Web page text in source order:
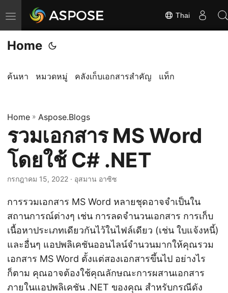
ส
ลั
บ
า
ท
า
ง
Thai
Home
ค้นหา หมวดหมู่ คลังเก็บเอกสารสำคัญ แท็ก
Home » Aspose.Blogs
รวมเอกสาร MS Word
โดยใช้ C# .NET
กรกฎาคม 15, 2022 · อุสมาน อาซิซ
การรวมเอกสาร MS Word หลายชุดอาจจำเป็นใน
สถานการณ์ต่างๆ เช่น การลดจำนวนเอกสาร การเก็บ
เนื้อหาประเภทเดียวกันไว้ในไฟล์เดียว (เช่น ใบแจ้งหนี้)
และอื่นๆ แอปพลิเคชันออนไลน์จำนวนมากให้คุณรวม
เอกสาร MS Word ตั้งแต่สองเอกสารขึ้นไป อย่างไร
ก็ตาม คุณอาจต้องใช้คุณลักษณะการผสานเอกสาร
ภายในแอปพลิเคชัน .NET ของคุณ สำหรับกรณีดัง